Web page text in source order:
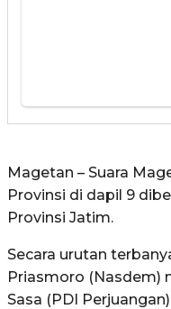
Magetan – Suara
Provinsi di dapil 9
Provinsi Jatim.
Secara urutan
Priasmoro (Nasdem)
Sasa (PDI